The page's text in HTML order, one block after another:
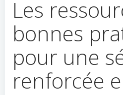
Les
bonnes
pour une
renforcée